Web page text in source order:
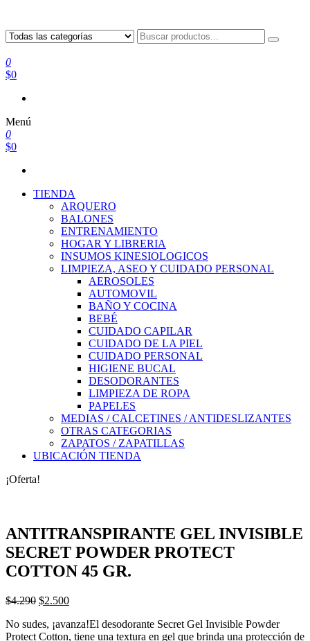
0
$0
Menú
0
$0
TIENDA
ARQUERO
BALONES
ENTRENAMIENTO
HOGAR Y LIBRERIA
INSUMOS KINESIOLOGICOS
LIMPIEZA, ASEO Y CUIDADO PERSONAL
AEROSOLES
AUTOMOVIL
BAÑO Y COCINA
BEBÉ
CUIDADO CAPILAR
CUIDADO DE LA PIEL
CUIDADO PERSONAL
HIGIENE BUCAL
DESODORANTES
LIMPIEZA DE ROPA
PAPELES
MEDIAS / CALCETINES / ANTIDESLIZANTES
OTRAS CATEGORIAS
ZAPATOS / ZAPATILLAS
UBICACIÓN TIENDA
¡Oferta!
ANTITRANSPIRANTE GEL INVISIBLE
SECRET POWDER PROTECT
COTTON 45 GR.
$4.290 El
original
era:
$2.500El
actual
es:
No sudes, ¡avanza!El desodorante Secret Gel Invisible Powder
Protect Cotton, tiene una textura en gel que brinda una protección de